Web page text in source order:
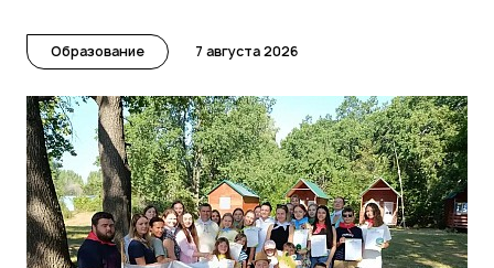
Образование 7 августа 2026